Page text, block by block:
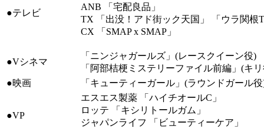
●テレビ
ANB 「宅配良品」
TX 「出没！アド街ック天国」 「ウラ関根
CX 「SMAP x SMAP」
●Vシネマ
「ニンジャガールズ」(レースクイーン役)
「阿部桔梗ミステリーファイル前編」(キ
●映画
「キューティーガール」(ラウンドガール
●VP
エスエス製薬 「ハイチオールC」
ロッテ 「キシリトールガム」
ジャパンライフ 「ビューティーケア」